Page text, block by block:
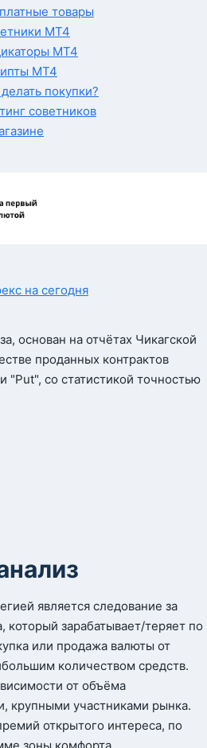
товары
MT4
MT4
MT4
покупки?
советников
на сегодня
основан на отчётах Чикагской
проданных контрактов
"Put", со статистикой точностью
является следование за
зарабатывает/теряет по
или продажа валюты от
количеством средств.
от объёма
крупными участниками рынка.
открытого интереса, по